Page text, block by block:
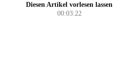
Diesen Artikel vorlesen lassen
00:03:22